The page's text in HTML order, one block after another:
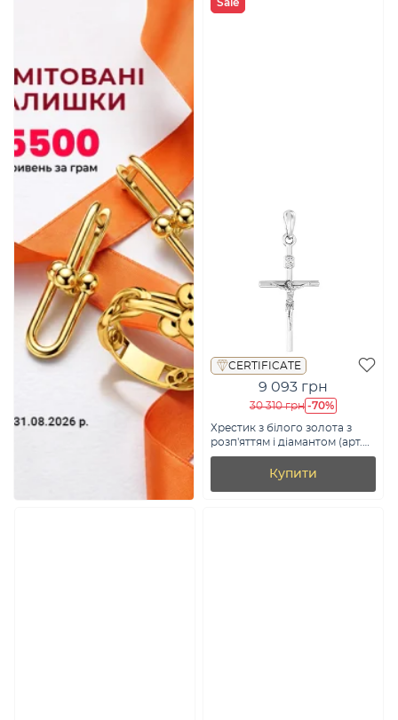
CERTIFICATE
9 093 грн
30 310 грн -70%
Хрестик з білого золота з
розп'яттям і діамантом (арт.
П011175б)
Купити